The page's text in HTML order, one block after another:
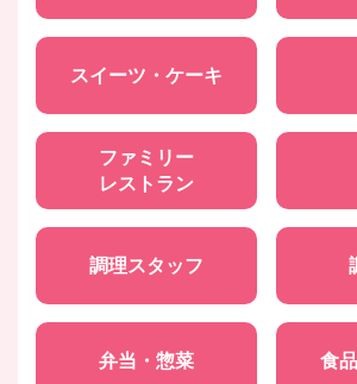
スイーツ・ケーキ
ファミリー
レストラン
調理スタッフ
弁当・惣菜 食